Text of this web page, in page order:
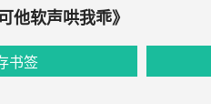
他软声哄我乖》
书签